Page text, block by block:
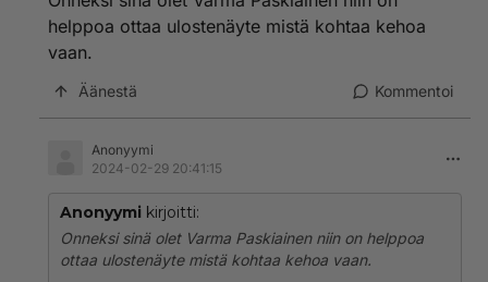
helppoa ottaa ulostenäyte mistä kohtaa kehoa
vaan.
Äänestä Kommentoi
Anonyymi
2024-02-29 20:41:15
Anonyymi kirjoitti:
Onneksi sinä olet Varma Paskiainen niin on helppoa
ottaa ulostenäyte mistä kohtaa kehoa vaan.